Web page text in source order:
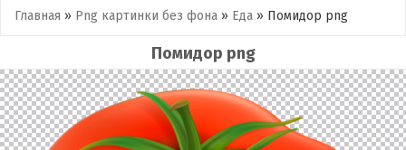
Png иконки
Фото без фона
Контакты
Главная » Png картинки без фона » Еда » Помидор png
Помидор png